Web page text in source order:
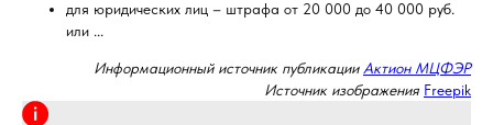
для юридических лиц – штрафа от 20 000 до 40 000 руб.
или ...
Информационный источник публикации Актион МЦФЭР
Источник изображения Freepik